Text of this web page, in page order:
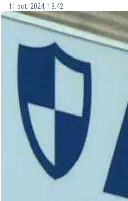
11 oct. 2024, 18:42